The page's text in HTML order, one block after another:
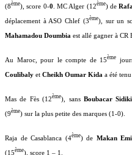
(8ème), score 0-0 . MC Alger (12ème) de
déplacement à ASO Chlef (3ème), sur un
Mahamadou Doumbia est allé gagner à CR
Au Maroc, pour le compte de 15ème
Coulibaly et Cheikh Oumar Kida a été
Mas de Fès (12ème), sans Boubacar
(9ème) sur la plus petite des marques (1-0).
Raja de Casablanca (4ème) de Makan
(15ème), score 1 – 1.